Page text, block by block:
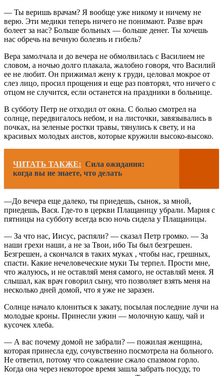
— Ты веришь врачам? Я вообще уже никому и ничему не
верю. Эти медики теперь ничего не понимают. Разве врач
болеет за нас? Больше больных — больше денег. Ты хочешь
нас обречь на вечную болезнь и гибель?
Вера замолчала и до вечера не обмолвилась с Василием не
словом, а ночью долго плакала, жалобно говоря, что Василий
ее не любит. Он прижимал жену к груди, целовал мокрое от
слез лицо, просил прощения и еще раз повторял, что ничего с
отцом не случится, если останется на праздники в больнице.
В субботу Петр не отходил от окна. С болью смотрел на
солнце, передвигалось небом, и на листочки, завязывались в
почках, на зеленые ростки травы, тянулись к свету, и на
красивых молодых аистов, которые кружили высоко-высоко.
ЧИТАТЬ ТАКЖЕ: Сила ожидания:
когда вы не знаете, что делать
—До вечера еще далеко, ты приедешь, сынок, за мной,
приедешь, Вася. Где-то в церкви Плащаницу убрали. Мария с
пятницы на субботу всегда всю ночь сидела у Плащаницы.
— За что нас, Иисус, распяли? — сказал Петр громко. — За
наши грехи наши, а не за Твои, ибо Ты был безгрешен.
Безгрешен, а скончался в таких муках , чтобы нас, грешных,
спасти. Какие нечеловеческие муки Ты терпел. Прости мне,
что жалуюсь, и не оставляй меня самого, не оставляй меня. Я
слышал, как врач говорил сыну, что позволяет взять меня на
несколько дней домой, что я уже не заразен.
Солнце начало клониться к закату, посылая последние лучи на
молодые кроны. Принесли ужин — молочную кашу, чай и
кусочек хлеба.
— А вас почему домой не забрали? — пожилая женщина,
которая принесла еду, сочувственно посмотрела на больного.
Не ответил, потому что сожаление сжало спазмом горло.
Когда она через некоторое время зашла забрать посуду, то